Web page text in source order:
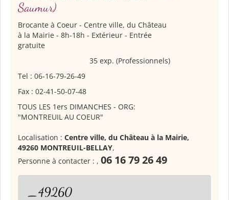
Saumur)
Brocante à Coeur - Centre ville, du Château
à la Mairie - 8h-18h - Extérieur - Entrée
gratuite
35 exp. (Professionnels)
Tel : 06-16-79-26-49
Fax : 02-41-50-07-48
TOUS LES 1ers DIMANCHES - ORG:
"MONTREUIL AU COEUR"
Localisation : Centre ville, du Château à la Mairie,
49260 MONTREUIL-BELLAY,
Personne à contacter : , 06 16 79 26 49
_49260